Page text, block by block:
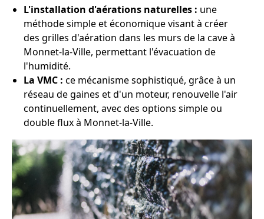
L'installation d'aérations naturelles : une
méthode simple et économique visant à créer
des grilles d'aération dans les murs de la cave à
Monnet-la-Ville, permettant l'évacuation de
l'humidité.
La VMC : ce mécanisme sophistiqué, grâce à un
réseau de gaines et d'un moteur, renouvelle l'air
continuellement, avec des options simple ou
double flux à Monnet-la-Ville.